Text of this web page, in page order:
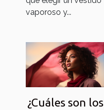
vaporoso y...
¿Cuáles son los